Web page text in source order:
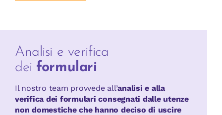
Analisi e verifica
dei formulari
Il nostro team provvede all’analisi e alla
verifica dei formulari consegnati dalle utenze
non domestiche che hanno deciso di uscire